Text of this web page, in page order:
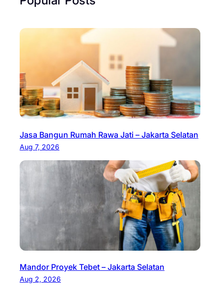
Jasa Bangun Rumah Rawa Jati – Jakarta Selatan
Aug 7, 2026
Mandor Proyek Tebet – Jakarta Selatan
Aug 2, 2026